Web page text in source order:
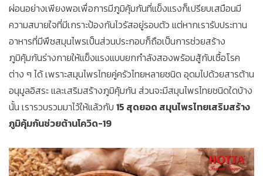
ผ่อนอย่างเพียงพอเพื่อการมีภูมิคุ้มกันที่แข็งแรงก็เปรียบเสมือนมี
ความสบายใจที่มีเกราะป้องกันไวรัสอยู่รอบตัว แต่หากเรารับประทาน
อาหารที่มีพืชสมุนไพรเป็นส่วนประกอบก็ถือเป็นการช่วยสร้าง
ภูมิคุ้มกันร่างกายให้แข็งแรงแบบยกกำลังสองพร้อมสู้กับเชื้อโรค
ต่าง ๆ ได้ เพราะสมุนไพรไทยคู่ครัวไทยหลายชนิด อุดมไปด้วยสารต้าน
อนุมูลอิสระ และเสริมสร้างภูมิคุ้มกัน ส่วนจะมีสมุนไพรไทยชนิดใดบ้าง
นั้น เรารวบรวมมาไว้ให้แล้วกับ 15 สุดยอด สมุนไพรไทยเสริมสร้าง
ภูมิคุ้มกันช่วยต้านโควิด-19